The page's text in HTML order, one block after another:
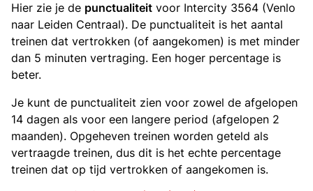
Hier zie je de punctualiteit voor Intercity 3564 (Venlo
naar Leiden Centraal). De punctualiteit is het aantal
treinen dat vertrokken (of aangekomen) is met minder
dan 5 minuten vertraging. Een hoger percentage is
beter.
Je kunt de punctualiteit zien voor zowel de afgelopen
14 dagen als voor een langere period (afgelopen 2
maanden). Opgeheven treinen worden geteld als
vertraagde treinen, dus dit is het echte percentage
treinen dat op tijd vertrokken of aangekomen is.